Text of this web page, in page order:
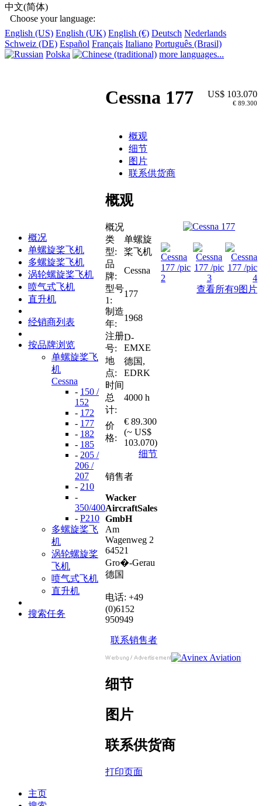
中文(简体)
Choose your language:
English (US) English (UK) English (€) Deutsch Nederlands
Schweiz (DE) Español Français Italiano Português (Brasil)
Polska
more languages...
概况
单螺旋桨飞机
多螺旋桨飞机
涡轮螺旋桨飞机
喷气式飞机
直升机
经销商列表
按品牌浏览
单螺旋桨飞
机
Cessna
- 150 /
152
- 172
- 177
- 182
- 185
- 205 /
206 /
207
- 210
-
350/400
- P210
多螺旋桨飞
机
涡轮螺旋桨
飞机
喷气式飞机
直升机
搜索任务
Cessna 177 US$ 103.070
€ 89.300
概观
细节
图片
联系供货商
概观
概况
类
型:
单螺旋
桨飞机
品
牌:
Cessna
型号
1:
177
制造
年:
1968
注册
号:
D-
EMXE
地
点:
德国,
EDRK
时间
总
计:
4000 h
价
格:
€ 89.300
(~ US$
103.070)
细节
销售者
Wacker
AircraftSales
GmbH
Am
Wagenweg 2
64521
Gro�-Gerau
德国
电话: +49
(0)6152
950949
联系销售者
查看所有9图片
细节
图片
联系供货商
打印页面
主页